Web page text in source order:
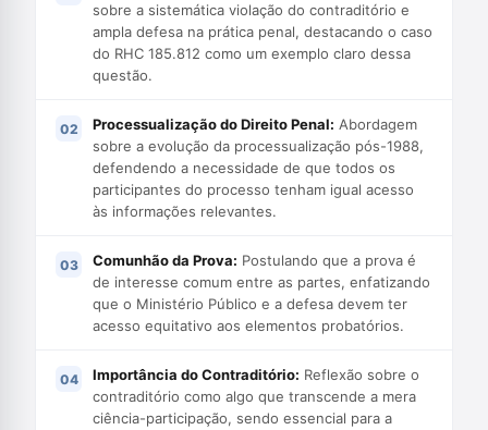
sobre a sistemática violação do contraditório e
ampla defesa na prática penal, destacando o caso
do RHC 185.812 como um exemplo claro dessa
questão.
Processualização do Direito Penal: Abordagem
sobre a evolução da processualização pós-1988,
defendendo a necessidade de que todos os
participantes do processo tenham igual acesso
às informações relevantes.
Comunhão da Prova: Postulando que a prova é
de interesse comum entre as partes, enfatizando
que o Ministério Público e a defesa devem ter
acesso equitativo aos elementos probatórios.
Importância do Contraditório: Reflexão sobre o
contraditório como algo que transcende a mera
ciência-participação, sendo essencial para a